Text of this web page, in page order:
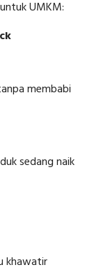
UMKM:
membabi
sedang naik
khawatir